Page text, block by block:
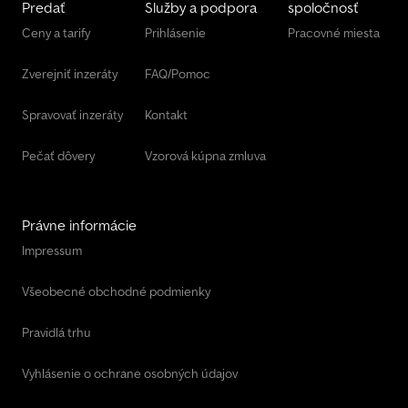
sieťou 30+80=110 cm • Kľukový zdvih pre bezproblémové
navážanie viacerých vozidiel Ďalšie príslušenstvo, napr. (ceny na
koleso na oj • Ručný navijak vpredu • Adaptér pre 7-pólovú
Možnosť financovania a výkupu na protiúčet! * Obrovský výber:
poradenstvo, rýchle vybavenie. * Otázky? Zavolajte nám!
Predať
Ceny a tarify
Zverejniť inzeráty
Spravovať inzeráty
Pečať dôvery
Služby a podpora
Prihlásenie
FAQ/Pomoc
Kontakt
Vzorová kúpna zmluva
spoločnosť
Pracovné miesta
Právne informácie
Impressum
Všeobecné obchodné podmienky
Pravidlá trhu
Vyhlásenie o ochrane osobných údajov